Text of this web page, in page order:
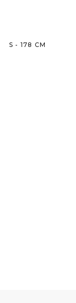
S - 178 CM